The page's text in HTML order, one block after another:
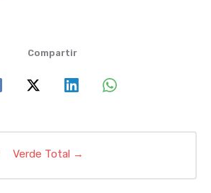
Compartir
Verde Total →